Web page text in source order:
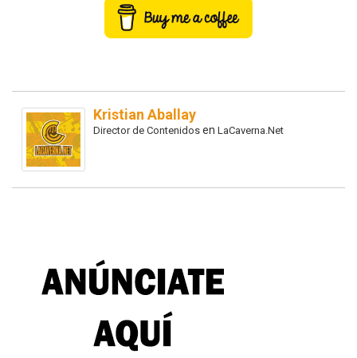
Kristian Aballay
Director de Contenidos en LaCaverna.Net